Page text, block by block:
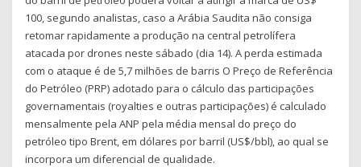
100, segundo analistas, caso a Arábia Saudita não consiga
retomar rapidamente a produção na central petrolífera
atacada por drones neste sábado (dia 14). A perda estimada
com o ataque é de 5,7 milhões de barris O Preço de Referência
do Petróleo (PRP) adotado para o cálculo das participações
governamentais (royalties e outras participações) é calculado
mensalmente pela ANP pela média mensal do preço do
petróleo tipo Brent, em dólares por barril (US$/bbl), ao qual se
incorpora um diferencial de qualidade.